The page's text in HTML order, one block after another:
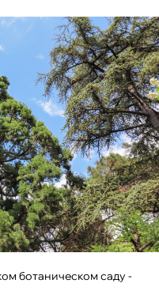
ботаническом саду -